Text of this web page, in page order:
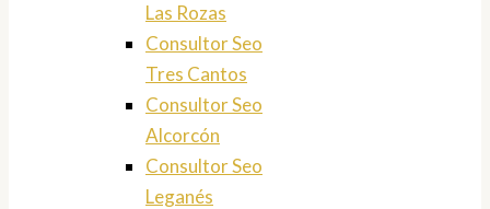
Las Rozas
Consultor Seo
Tres Cantos
Consultor Seo
Alcorcón
Consultor Seo
Leganés